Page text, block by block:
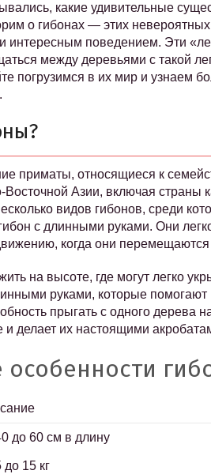
какие удивительные
о гибонах — этих
интересным поведением. Эти
между деревьями с такой
погрузимся в их мир и узнаем
приматы, относящиеся к
Восточной Азии, включая страны
видов гибонов, среди
с длинными руками. Они
когда они
на высоте, где могут легко
руками, которые помогают
прыгать с одного дерева
делает их настоящими
до 60 см в длину
до 15 кг